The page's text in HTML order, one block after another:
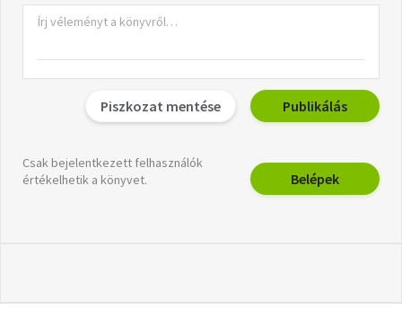
Piszkozat mentése Publikálás
Csak bejelentkezett felhasználók
értékelhetik a könyvet.
Belépek